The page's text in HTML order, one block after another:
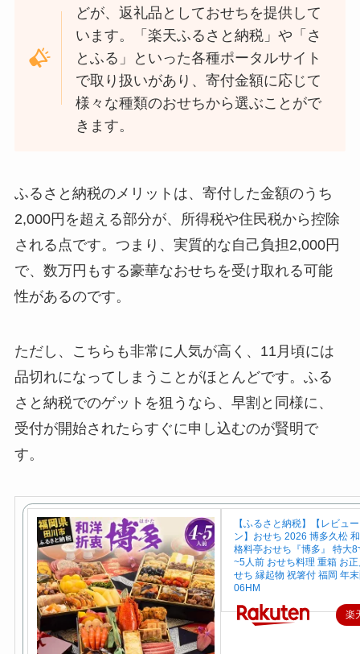
どが、返礼品としておせちを提供して
います。「楽天ふるさと納税」や「さ
とふる」といった各種ポータルサイト
で取り扱いがあり、寄付金額に応じて
様々な種類のおせちから選ぶことがで
きます。
ふるさと納税のメリットは、寄付した金額のうち
2,000円を超える部分が、所得税や住民税から控除
される点です。つまり、実質的な自己負担2,000円
で、数万円もする豪華なおせちを受け取れる可能
性があるのです。
ただし、こちらも非常に人気が高く、11月頃には
品切れになってしまうことがほとんどです。ふる
さと納税でのゲットを狙うなら、早割と同様に、
受付が開始されたらすぐに申し込むのが賢明で
す。
【ふるさと納税】【レビュ
ン】おせち 2026 博多久松
格料亭おせち『博多』 特大
~5人前 おせち料理 重箱 お
せち 縁起物 祝箸付 福岡 年
06HM
楽